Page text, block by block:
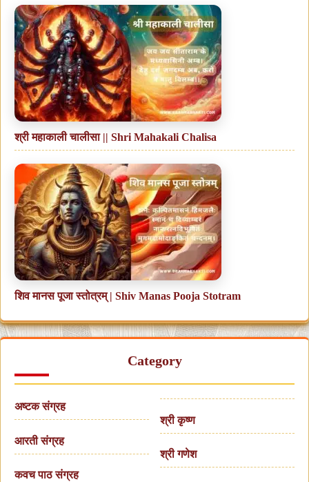
श्री महाकाली चालीसा || Shri Mahakali Chalisa
शिव मानस पूजा स्तोत्रम् | Shiv Manas Pooja Stotram
Category
अष्टक संग्रह
आरती संग्रह
कवच पाठ संग्रह
श्री कृष्ण
श्री गणेश